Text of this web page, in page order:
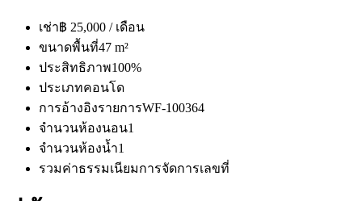
เช่า฿ 25,000 / เดือน
ขนาดพื้นที่47 m²
ประสิทธิภาพ100%
ประเภทคอนโด
การอ้างอิงรายการWF-100364
จำนวนห้องนอน1
จำนวนห้องน้ำ1
รวมค่าธรรมเนียมการจัดการเลขที่